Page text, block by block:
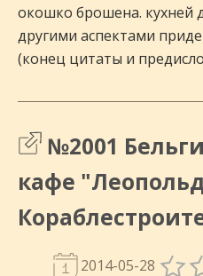
окошко брошена. кухней
другими аспектами
(конец цитаты и
№2001
кафе
2014-05-28